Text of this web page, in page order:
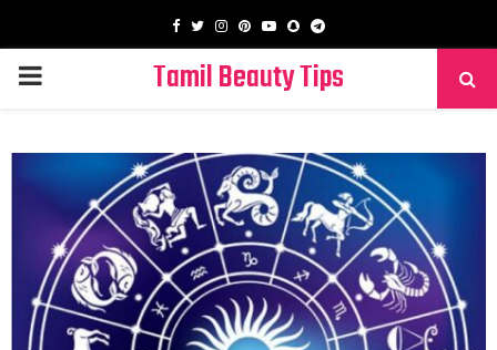
Facebook
TwitterInstagram
PinterestYoutube
SnapchatTelegram
PRIMARY
Tamil Beauty Tips